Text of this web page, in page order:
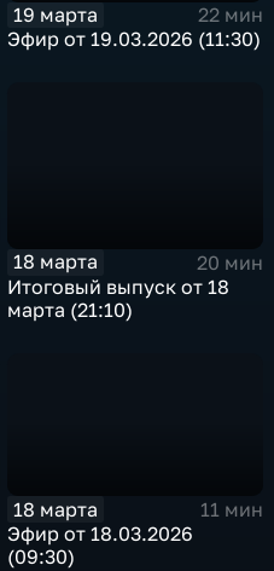
19 марта
22 мин
Эфир от 19.03.2026 (11:30)
18 марта
20 мин
Итоговый выпуск от 18
марта (21:10)
18 марта
11 мин
Эфир от 18.03.2026
(09:30)